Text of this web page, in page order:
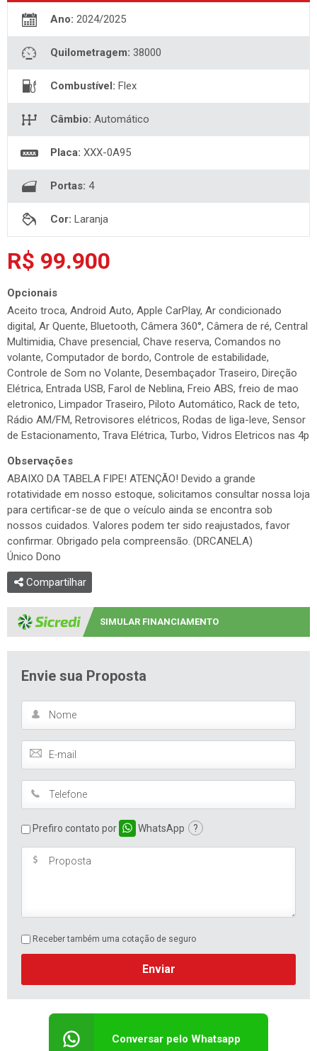
Ano: 2024/2025
Quilometragem: 38000
Combustível: Flex
Câmbio: Automático
Placa: XXX-0A95
Portas: 4
Cor: Laranja
R$ 99.900
Opcionais
Aceito troca, Android Auto, Apple CarPlay, Ar condicionado
digital, Ar Quente, Bluetooth, Câmera 360°, Câmera de ré, Central
Multimidia, Chave presencial, Chave reserva, Comandos no
volante, Computador de bordo, Controle de estabilidade,
Controle de Som no Volante, Desembaçador Traseiro, Direção
Elétrica, Entrada USB, Farol de Neblina, Freio ABS, freio de mao
eletronico, Limpador Traseiro, Piloto Automático, Rack de teto,
Rádio AM/FM, Retrovisores elétricos, Rodas de liga-leve, Sensor
de Estacionamento, Trava Elétrica, Turbo, Vidros Eletricos nas 4p
Observações
ABAIXO DA TABELA FIPE! ATENÇÃO! Devido a grande
rotatividade em nosso estoque, solicitamos consultar nossa loja
para certificar-se de que o veículo ainda se encontra sob
nossos cuidados. Valores podem ter sido reajustados, favor
confirmar. Obrigado pela compreensão. (DRCANELA)
Único Dono
Compartilhar
SIMULAR FINANCIAMENTO
Envie sua Proposta
Prefiro contato por WhatsApp ?
Receber também uma cotação de seguro
Enviar
Conversar pelo Whatsapp